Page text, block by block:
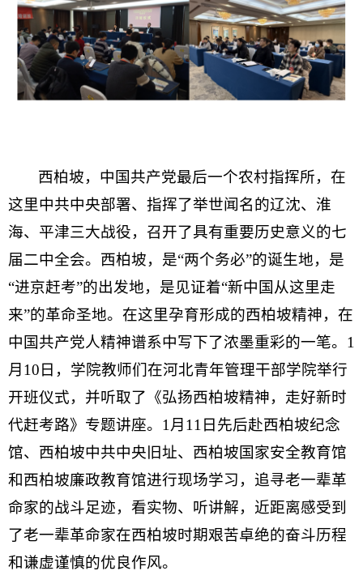
西柏坡，中国共产党最后一个农村指挥所，在
这里中共中央部署、指挥了举世闻名的辽沈、淮
海、平津三大战役，召开了具有重要历史意义的七
届二中全会。西柏坡，是“两个务必”的诞生地，是
“进京赶考”的出发地，是见证着“新中国从这里走
来”的革命圣地。在这里孕育形成的西柏坡精神，在
中国共产党人精神谱系中写下了浓墨重彩的一笔。1
月10日，学院教师们在河北青年管理干部学院举行
开班仪式，并听取了《弘扬西柏坡精神，走好新时
代赶考路》专题讲座。1月11日先后赴西柏坡纪念
馆、西柏坡中共中央旧址、西柏坡国家安全教育馆
和西柏坡廉政教育馆进行现场学习，追寻老一辈革
命家的战斗足迹，看实物、听讲解，近距离感受到
了老一辈革命家在西柏坡时期艰苦卓绝的奋斗历程
和谦虚谨慎的优良作风。